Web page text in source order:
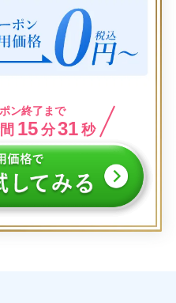
ン終了まで
15 分31 秒